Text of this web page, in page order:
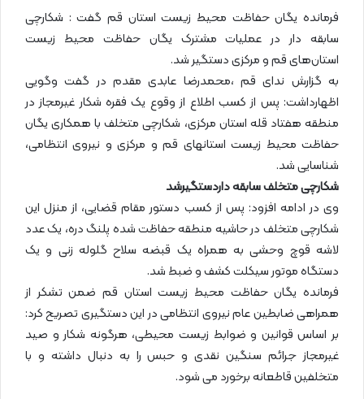
فرمانده یگان حفاظت محیط زیست استان قم گفت : شکارچی
سابقه دار در عملیات مشترک یگان حفاظت محیط زیست
استان‌های قم و مرکزی دستگیر شد.
به گزارش ندای قم ،محمدرضا عابدی مقدم در گفت وگویی
اظهارداشت: پس از کسب اطلاع از وقوع یک فقره شکار غیرمجاز در
منطقه هفتاد قله استان مرکزی، شکارچی متخلف با همکاری یگان
حفاظت محیط زیست استانهای قم و مرکزی و نیروی انتظامی،
شناسایی شد.
شکارچی متخلف سابقه داردستگیرشد
وی در ادامه افزود: پس از کسب دستور مقام قضایی، از منزل این
شکارچی متخلف در حاشیه منطقه حفاظت شده پلنگ دره، یک عدد
لاشه قوچ وحشی به همراه یک قبضه سلاح گلوله زنی و یک
دستگاه موتور سیکلت کشف و ضبط شد.
فرمانده یگان حفاظت محیط زیست استان قم ضمن تشکر از
همراهی ضابطین عام نیروی انتظامی در این دستگیری تصریح کرد:
بر اساس قوانین و ضوابط زیست محیطی، هرگونه شکار و صید
غیرمجاز جرائم سنگین نقدی و حبس را به دنبال داشته و با
متخلفین قاطعانه برخورد می شود.